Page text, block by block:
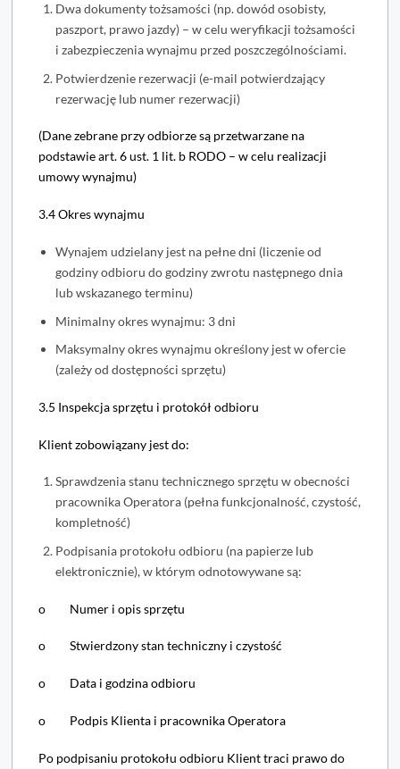
Dwa dokumenty tożsamości (np. dowód osobisty,
paszport, prawo jazdy) – w celu weryfikacji tożsamości
i zabezpieczenia wynajmu przed poszczególnościami.
Potwierdzenie rezerwacji (e-mail potwierdzający
rezerwację lub numer rezerwacji)
(Dane zebrane przy odbiorze są przetwarzane na
podstawie art. 6 ust. 1 lit. b RODO – w celu realizacji
umowy wynajmu)
3.4 Okres wynajmu
Wynajem udzielany jest na pełne dni (liczenie od
godziny odbioru do godziny zwrotu następnego dnia
lub wskazanego terminu)
Minimalny okres wynajmu: 3 dni
Maksymalny okres wynajmu określony jest w ofercie
(zależy od dostępności sprzętu)
3.5 Inspekcja sprzętu i protokół odbioru
Klient zobowiązany jest do:
Sprawdzenia stanu technicznego sprzętu w obecności
pracownika Operatora (pełna funkcjonalność, czystość,
kompletność)
Podpisania protokołu odbioru (na papierze lub
elektronicznie), w którym odnotowywane są:
o Numer i opis sprzętu
o Stwierdzony stan techniczny i czystość
o Data i godzina odbioru
o Podpis Klienta i pracownika Operatora
Po podpisaniu protokołu odbioru Klient traci prawo do